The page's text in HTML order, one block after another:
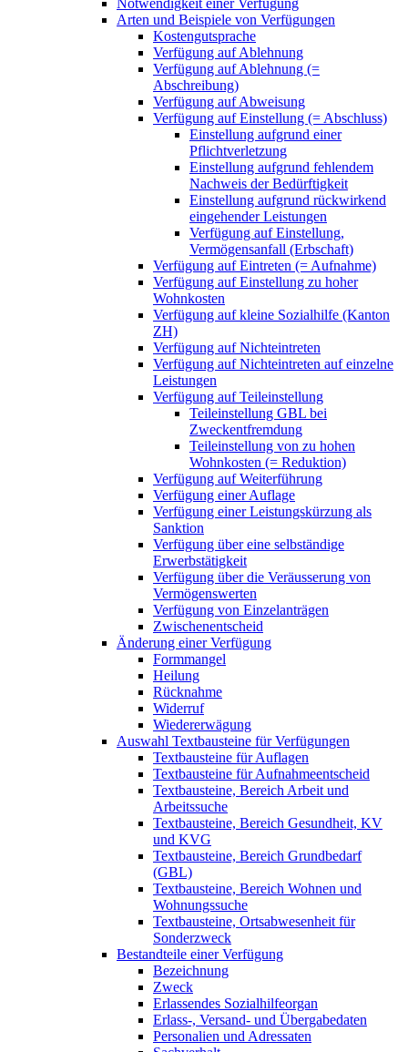
Arten und Beispiele von Verfügungen
Kostengutsprache
Verfügung auf Ablehnung
Verfügung auf Ablehnung (=
Abschreibung)
Verfügung auf Abweisung
Verfügung auf Einstellung (= Abschluss)
Einstellung aufgrund einer
Pflichtverletzung
Einstellung aufgrund fehlendem
Nachweis der Bedürftigkeit
Einstellung aufgrund rückwirkend
eingehender Leistungen
Verfügung auf Einstellung,
Vermögensanfall (Erbschaft)
Verfügung auf Eintreten (= Aufnahme)
Verfügung auf Einstellung zu hoher
Wohnkosten
Verfügung auf kleine Sozialhilfe (Kanton
ZH)
Verfügung auf Nichteintreten
Verfügung auf Nichteintreten auf einzelne
Leistungen
Verfügung auf Teileinstellung
Teileinstellung GBL bei
Zweckentfremdung
Teileinstellung von zu hohen
Wohnkosten (= Reduktion)
Verfügung auf Weiterführung
Verfügung einer Auflage
Verfügung einer Leistungskürzung als
Sanktion
Verfügung über eine selbständige
Erwerbstätigkeit
Verfügung über die Veräusserung von
Vermögenswerten
Verfügung von Einzelanträgen
Zwischenentscheid
Änderung einer Verfügung
Formmangel
Heilung
Rücknahme
Widerruf
Wiedererwägung
Auswahl Textbausteine für Verfügungen
Textbausteine für Auflagen
Textbausteine für Aufnahmeentscheid
Textbausteine, Bereich Arbeit und
Arbeitssuche
Textbausteine, Bereich Gesundheit, KV
und KVG
Textbausteine, Bereich Grundbedarf
(GBL)
Textbausteine, Bereich Wohnen und
Wohnungssuche
Textbausteine, Ortsabwesenheit für
Sonderzweck
Bestandteile einer Verfügung
Bezeichnung
Zweck
Erlassendes Sozialhilfeorgan
Erlass-, Versand- und Übergabedaten
Personalien und Adressaten